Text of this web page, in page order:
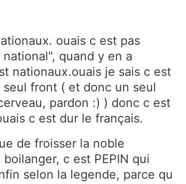
ouais c est pas
quand y en a
nationaux.ouais je sais c est
seul front ( et donc un seul
pardon :) ) donc c est
c est dur le français.
de froisser la noble
c est PEPIN qui
selon la legende, parce qu